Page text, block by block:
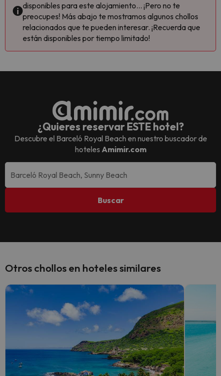
disponibles para este alojamiento... ¡Pero no te
preocupes! Más abajo te mostramos algunos chollos
relacionados que te pueden interesar. ¡Recuerda que
están disponibles por tiempo limitado!
¿Quieres reservar ESTE hotel?
Descubre el Barceló Royal Beach en nuestro buscador de
hoteles Amimir.com
Buscar
Otros chollos en hoteles similares